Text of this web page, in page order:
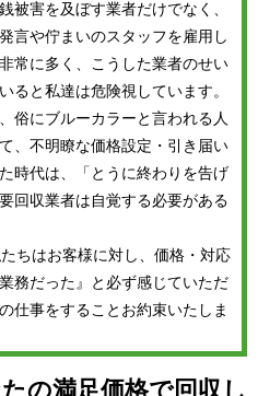
被害を及ぼす業者だけでなく、
言や佇まいのスタッフを雇用し
常に多く、こうした業者のせい
ると私達は危険視しています。
俗にブルーカラーと言われる人
、不明瞭な価格設定・引き届い
時代は、「とうに終わりを告げ
回収業者は自覚する必要がある
ちはお客様に対し、価格・対応
務だった』と必ず感じていただ
仕事をすることお約束いたしま
の満足価格で回収し